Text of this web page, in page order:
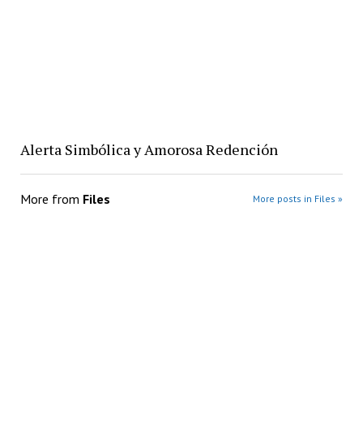
Alerta Simbólica y Amorosa Redención
More from Files More posts in Files »